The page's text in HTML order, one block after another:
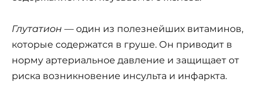
Глутатион — один из полезнейших витаминов,
которые содержатся в груше. Он приводит в
норму артериальное давление и защищает от
риска возникновение инсульта и инфаркта.